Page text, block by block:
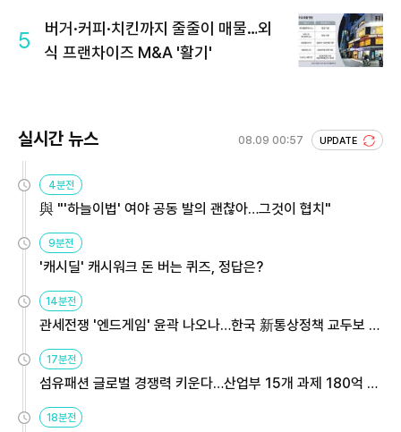
5
버거·커피·치킨까지 줄줄이 매물…외
식 프랜차이즈 M&A '활기'
실시간 뉴스 08.09 00:57 UPDATE
4분전
與 "'하늘이법' 여야 공동 발의 괜찮아…그것이 협치"
9분전
'캐시딜' 캐시워크 돈 버는 퀴즈, 정답은?
14분전
관세전쟁 '엔드게임' 윤곽 나오나…한국 新통상정책 교두보 활
용해야
17분전
섬유패션 글로벌 경쟁력 키운다…산업부 15개 과제 180억 지
원
18분전